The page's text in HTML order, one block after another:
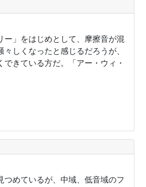
ー」をはじめとして、摩擦音が混
しくなったと感じるだろうが、
きている方だ。「アー・ウィ・
つめているが、中域、低音域のフ